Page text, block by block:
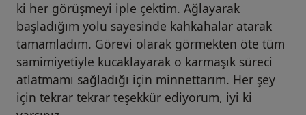
ki her görüşmeyi iple çektim. Ağlayarak
başladığım yolu sayesinde kahkahalar atarak
tamamladım. Görevi olarak görmekten öte tüm
samimiyetiyle kucaklayarak o karmaşık süreci
atlatmamı sağladığı için minnettarım. Her şey
için tekrar tekrar teşekkür ediyorum, iyi ki